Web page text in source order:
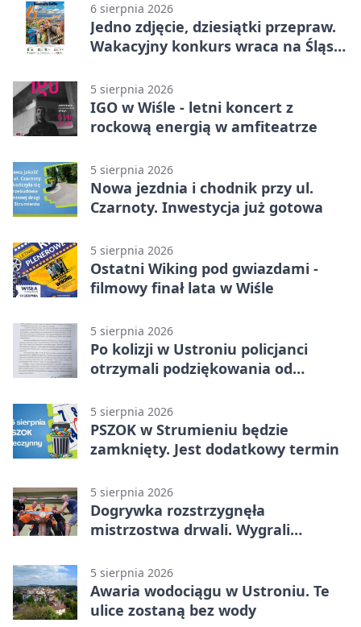
6 sierpnia 2026
Jedno zdjęcie, dziesiątki przepraw.
Wakacyjny konkurs wraca na Śląsk
5 sierpnia 2026
IGO w Wiśle - letni koncert z
rockową energią w amfiteatrze
5 sierpnia 2026
Nowa jezdnia i chodnik przy ul.
Czarnoty. Inwestycja już gotowa
5 sierpnia 2026
Ostatni Wiking pod gwiazdami -
filmowy finał lata w Wiśle
5 sierpnia 2026
Po kolizji w Ustroniu policjanci
otrzymali podziękowania od
5 sierpnia 2026
PSZOK w Strumieniu będzie
zamknięty. Jest dodatkowy termin
5 sierpnia 2026
Dogrywka rozstrzygnęła
mistrzostwa drwali. Wygrali
5 sierpnia 2026
Awaria wodociągu w Ustroniu. Te
ulice zostaną bez wody